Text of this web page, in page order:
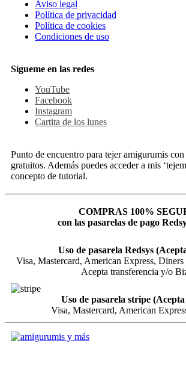
Aviso legal
Política de privacidad
Política de cookies
Condiciones de uso
Sígueme en las redes
YouTube
Facebook
Instagram
Cartita de los lunes
Punto de encuentro para tejer amigurumis
gratuitos. Además puedes acceder a mis
concepto de tutorial.
COMPRAS 100%
con las pasarelas de pago
Uso de pasarela Redsys
Visa, Mastercard, American Express,
Acepta transferencia y/o
Uso de pasarela stripe
Visa, Mastercard, American